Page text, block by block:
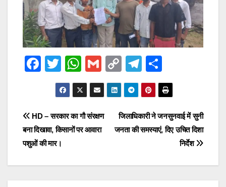
F
e
b
o
o
T
wi
tt
er
W
h
at
s
A
p
G
m
ail
C
o
p
y
Li
k
T
el
e
gr
a
h
ar
e
Post
navigation
जिलाधिकारी ने जनसुनवाई में सुनी
जनता की समस्याएं, दिए उचित दिशा
निर्देश
HD – सरकार का गौ संरक्षण
बना दिखावा, किसानों पर आवारा
पशुओं की मार।